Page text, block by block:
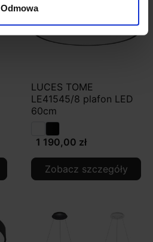
Odmowa
LUCES TOME
LE41545/8 plafon LED
60cm
1 190,00 zł
Zobacz szczegóły